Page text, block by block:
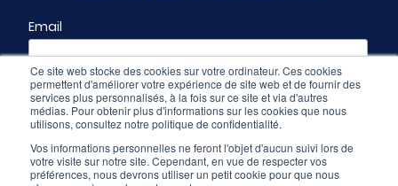
Ce site web stocke des cookies sur votre ordinateur. Ces cookies
permettent d'améliorer votre expérience de site web et de fournir des
services plus personnalisés, à la fois sur ce site et via d'autres
médias. Pour obtenir plus d'informations sur les cookies que nous
utilisons, consultez notre politique de confidentialité.
Vos informations personnelles ne feront l'objet d'aucun suivi lors de
votre visite sur notre site. Cependant, en vue de respecter vos
préférences, nous devrons utiliser un petit cookie pour que nous
Email
Profil